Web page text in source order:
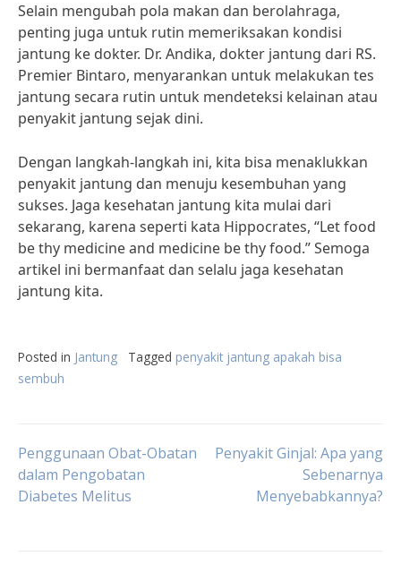
Selain mengubah pola makan dan berolahraga,
penting juga untuk rutin memeriksakan kondisi
jantung ke dokter. Dr. Andika, dokter jantung dari RS.
Premier Bintaro, menyarankan untuk melakukan tes
jantung secara rutin untuk mendeteksi kelainan atau
penyakit jantung sejak dini.
Dengan langkah-langkah ini, kita bisa menaklukkan
penyakit jantung dan menuju kesembuhan yang
sukses. Jaga kesehatan jantung kita mulai dari
sekarang, karena seperti kata Hippocrates, “Let food
be thy medicine and medicine be thy food.” Semoga
artikel ini bermanfaat dan selalu jaga kesehatan
jantung kita.
Posted in Jantung Tagged penyakit jantung apakah bisa
sembuh
Post
navigation
Penggunaan Obat-Obatan
dalam Pengobatan
Diabetes Melitus
Penyakit Ginjal: Apa yang
Sebenarnya
Menyebabkannya?